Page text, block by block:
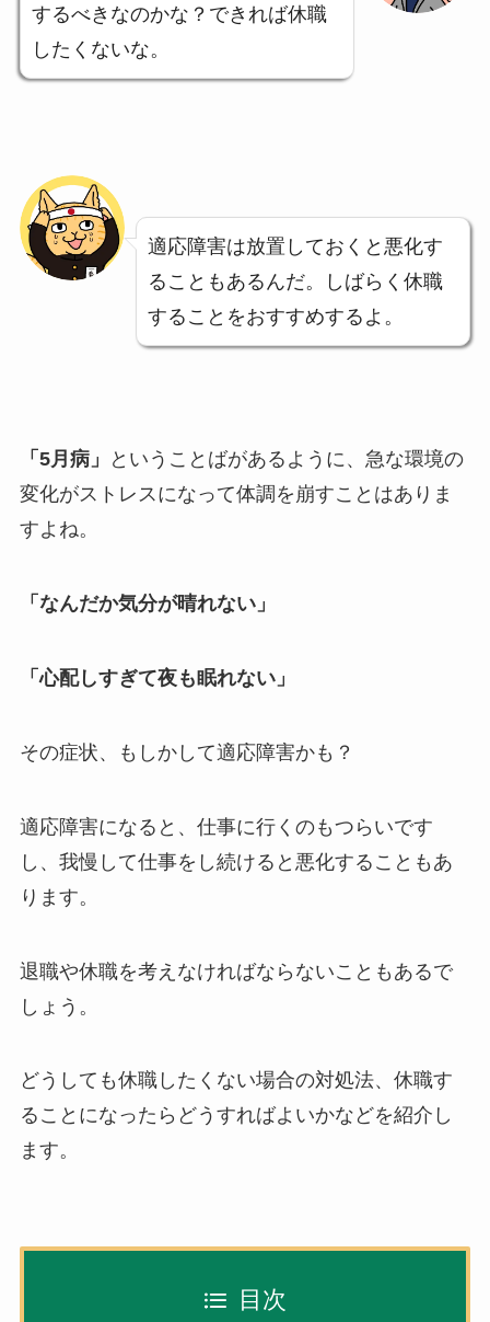
するべきなのかな？できれば休職
したくないな。
適応障害は放置しておくと悪化す
ることもあるんだ。しばらく休職
することをおすすめするよ。
「5月病」
ということばがあるように、急な環境の
変化がストレスになって体調を崩すことはありま
すよね。
「なんだか気分が晴れない」
「心配しすぎて夜も眠れない」
その症状、もしかして適応障害かも？
適応障害になると、仕事に行くのもつらいです
し、我慢して仕事をし続けると悪化することもあ
ります。
退職や休職を考えなければならないこともあるで
しょう。
どうしても休職したくない場合の対処法、休職す
ることになったらどうすればよいかなどを紹介し
ます。
目次